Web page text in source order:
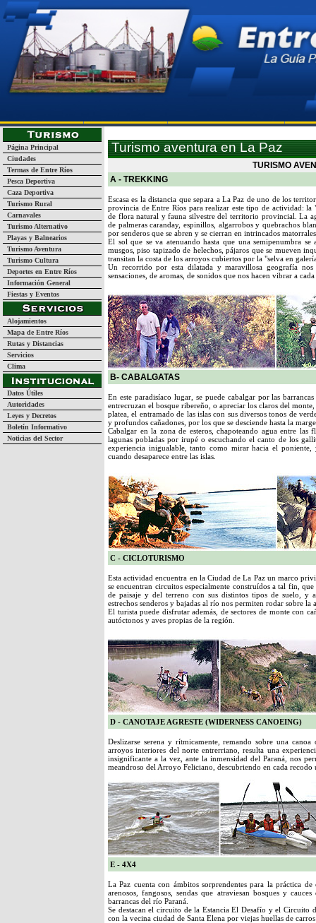
Página Principal
Ciudades
Termas de Entre Ríos
Pesca Deportiva
Caza Deportiva
Turismo Rural
Carnavales
Turismo Alternativo
Playas y Balnearios
Turismo Aventura
Turismo Cultura
Deportes en Entre Ríos
Información General
Fiestas y Eventos
Alojamientos
Mapa de Entre Ríos
Rutas y Distancias
Servicios
Clima
Datos Útiles
Autoridades
Leyes y Decretos
Boletín Informativo
Noticias del Sector
Turismo aventura en La Paz
TURISMO
A - TREKKING
Escasa es la distancia que separa a La Paz de uno de los
provincia de Entre Ríos para realizar este tipo de actividad:
de flora natural y fauna silvestre del territorio provincial. La
de palmeras caranday, espinillos, algarrobos y quebrachos
por senderos que se abren y se cierran en intrincados
El sol que se va atenuando hasta que una semipenumbra
musgos, piso tapizado de helechos, pájaros que se mueven
transitan la costa de los arroyos cubiertos por la "selva en
Un recorrido por esta dilatada y maravillosa geografía
sensaciones, de aromas, de sonidos que nos hacen vibrar a cada
B- CABALGATAS
En este paradisíaco lugar, se puede cabalgar por las
entrecruzan el bosque ribereño, o apreciar los claros del
platea, el entramado de las islas con sus diversos tonos de
y profundos cañadones, por los que se desciende hasta la
Cabalgar en la zona de esteros, chapoteando agua entre las
lagunas pobladas por irupé o escuchando el canto de los
experiencia inigualable, tanto como mirar hacia el
cuando desaparece entre las islas.
C - CICLOTURISMO
Esta actividad encuentra en la Ciudad de La Paz un marco
se encuentran circuitos especialmente construídos a tal fin,
de paisaje y del terreno con sus distintos tipos de suelo, y
estrechos senderos y bajadas al río nos permiten rodar sobre la
El turista puede disfrutar además, de sectores de monte con
autóctonos y aves propias de la región.
D - CANOTAJE AGRESTE (WIDERNESS CANOEING)
Deslizarse serena y rítmicamente, remando sobre una
arroyos interiores del norte entrerriano, resulta una
insignificante a la vez, ante la inmensidad del Paraná, nos
meandroso del Arroyo Feliciano, descubriendo en cada recodo
E - 4X4
La Paz cuenta con ámbitos sorprendentes para la práctica
arenosos, fangosos, sendas que atraviesan bosques y
barrancas del río Paraná.
Se destacan el circuito de la Estancia El Desafío y el Circuito
con la vecina ciudad de Santa Elena por viejas huellas de